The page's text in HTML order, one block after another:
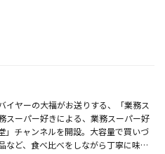
イヤーの大福がお送りする、「業務ス
スーパー好きによる、業務スーパー好
」チャンネルを開設。大容量で買いづ
など、食べ比べをしながら丁寧に味の